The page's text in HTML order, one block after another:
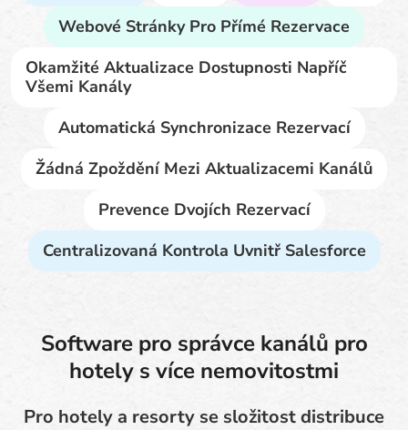
Webové Stránky Pro Přímé Rezervace
Okamžité Aktualizace Dostupnosti Napříč
Všemi Kanály
Automatická Synchronizace Rezervací
Žádná Zpoždění Mezi Aktualizacemi Kanálů
Prevence Dvojích Rezervací
Centralizovaná Kontrola Uvnitř Salesforce
Software pro správce kanálů pro
hotely s více nemovitostmi
Pro hotely a resorty se složitost distribuce